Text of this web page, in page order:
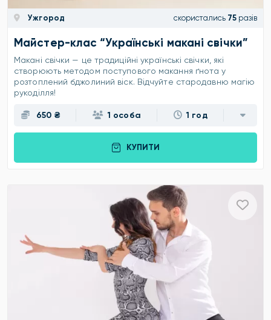
Ужгород скористались 75 разів
Майстер-клас “Українські макані свічки”
Макані свічки — це традиційні українські свічки, які
створюють методом поступового макання ґнота у
розтоплений бджолиний віск. Відчуйте стародавню магію
рукоділля!
650 ₴ 1 особа 1 год
КУПИТИ